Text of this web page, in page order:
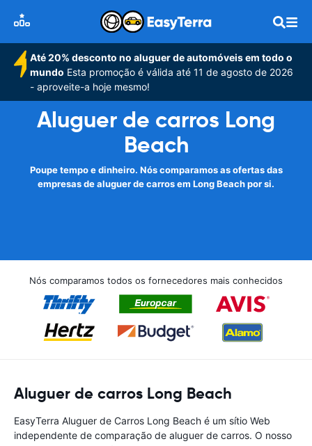
Até 20% desconto no aluguer de automóveis em todo o
mundo Esta promoção é válida até 11 de agosto de 2026
- aproveite-a hoje mesmo!
Aluguer de carros Long
Beach
Poupe tempo e dinheiro. Nós comparamos as ofertas das
empresas de aluguer de carros em Long Beach por si.
Nós comparamos todos os fornecedores mais conhecidos
Aluguer de carros Long Beach
EasyTerra Aluguer de Carros Long Beach é um sítio Web
independente de comparação de aluguer de carros. O nosso